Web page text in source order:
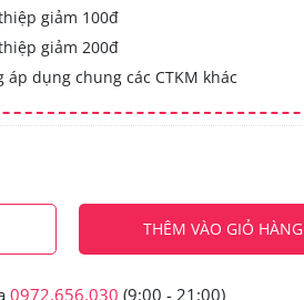
giảm 100đ
giảm 200đ
dụng chung các CTKM khác
THÊM VÀO GIỎ HÀNG
0972.656.030 (9:00 - 21:00)